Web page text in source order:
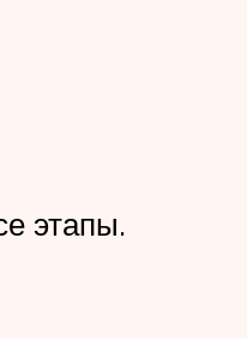
этапы.